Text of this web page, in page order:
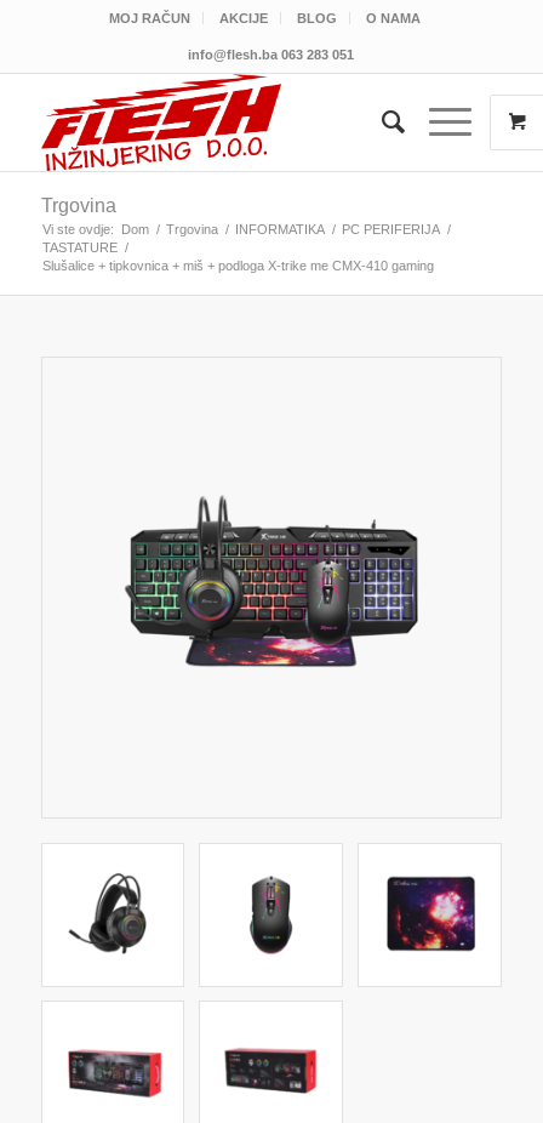
MOJ RAČUN AKCIJE BLOG O NAMA
info@flesh.ba 063 283 051
Trgovina
Vi ste ovdje: Dom / Trgovina / INFORMATIKA / PC PERIFERIJA /
TASTATURE /
Slušalice + tipkovnica + miš + podloga X-trike me CMX-410 gaming